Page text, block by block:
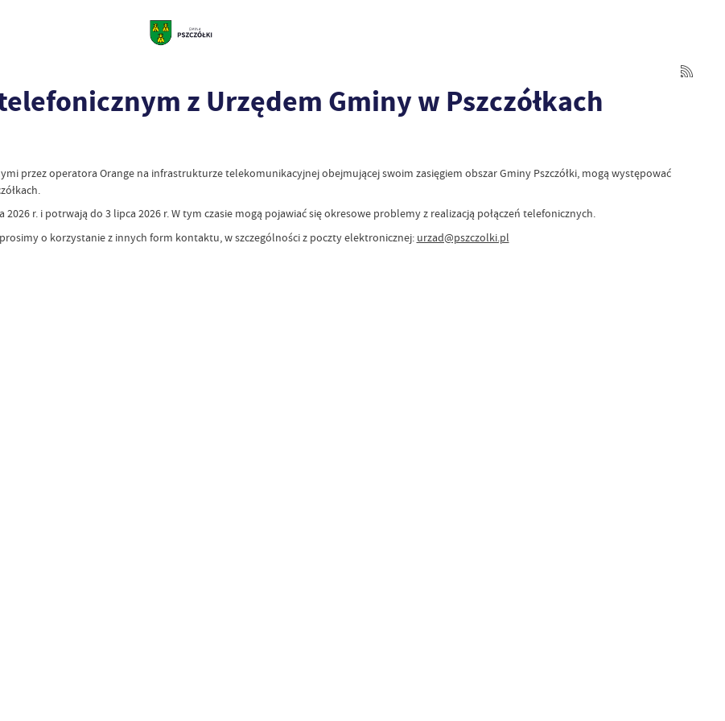
z Urzędem Gminy w Pszczółkach
przez operatora Orange na infrastrukturze telekomunikacyjnej obejmującej swoim zasięgiem obszar Gminy Pszczółki, mogą występować
r. i potrwają do 3 lipca 2026 r. W tym czasie mogą pojawiać się okresowe problemy z realizacją połączeń telefonicznych.
o korzystanie z innych form kontaktu, w szczególności z poczty elektronicznej: urzad@pszczolki.pl